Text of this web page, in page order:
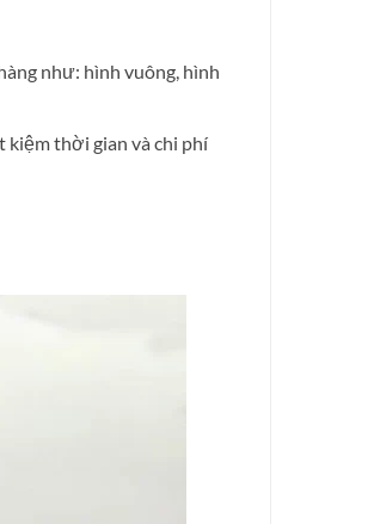
như: hình vuông, hình
kiệm thời gian và chi phí